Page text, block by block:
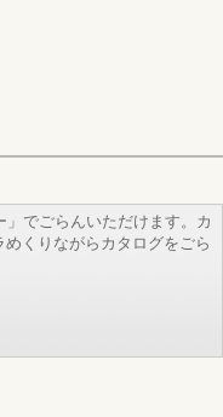
でごらんいただけます。カ
くりながらカタログをごら